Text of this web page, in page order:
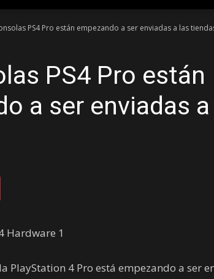
PS4 Pro están empezando a ser enviadas a las
PS4 Pro están
a ser enviadas
PlayStation 4 Pro está empezando a ser